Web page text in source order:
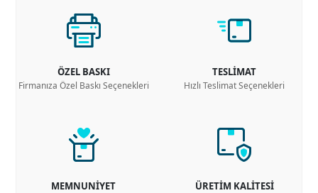
ÖZEL BASKI
Firmanıza Özel Baskı Seçenekleri
TESLİMAT
Hızlı Teslimat Seçenekleri
MEMNUNİYET ÜRETİM KALİTESİ